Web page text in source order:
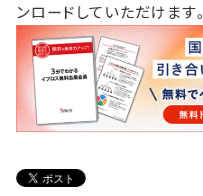
ンロードしていただけます。